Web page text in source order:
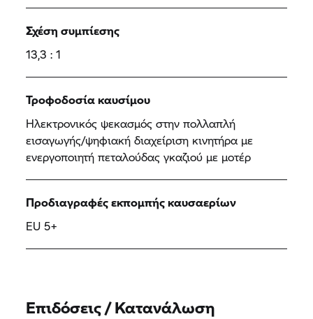
Σχέση συμπίεσης
13,3 : 1
Τροφοδοσία καυσίμου
Ηλεκτρονικός ψεκασμός στην πολλαπλή
εισαγωγής/ψηφιακή διαχείριση κινητήρα με
ενεργοποιητή πεταλούδας γκαζιού με μοτέρ
Προδιαγραφές εκπομπής καυσαερίων
EU 5+
Επιδόσεις / Κατανάλωση